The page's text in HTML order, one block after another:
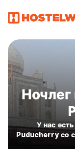
Ночлег
У нас
Puducherry со